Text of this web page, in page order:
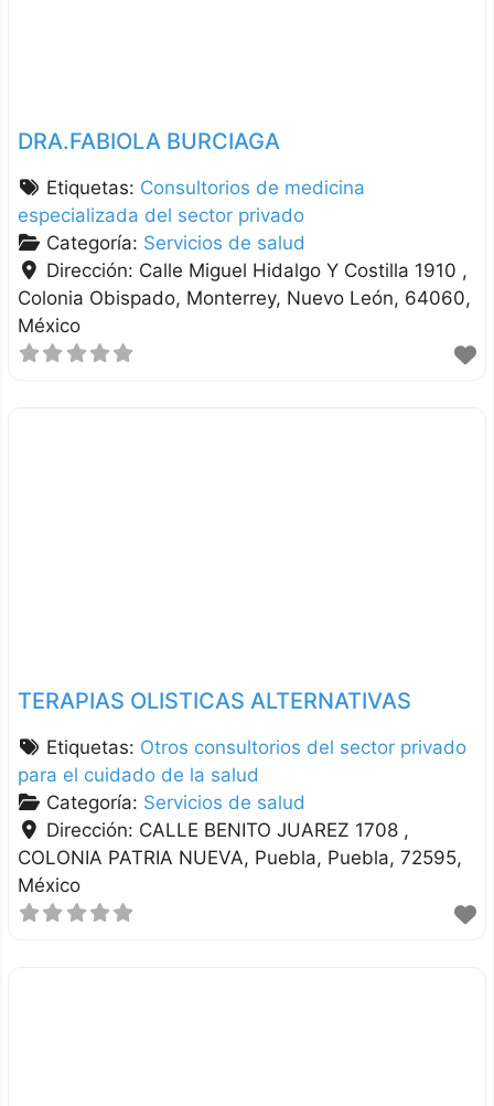
DRA.FABIOLA BURCIAGA
Etiquetas: Consultorios de medicina
especializada del sector privado
Categoría: Servicios de salud
Dirección: Calle Miguel Hidalgo Y Costilla 1910 ,
Colonia Obispado Monterrey Nuevo León 64060
México
TERAPIAS OLISTICAS ALTERNATIVAS
Etiquetas: Otros consultorios del sector privado
para el cuidado de la salud
Categoría: Servicios de salud
Dirección: CALLE BENITO JUAREZ 1708 ,
COLONIA PATRIA NUEVA Puebla Puebla 72595
México